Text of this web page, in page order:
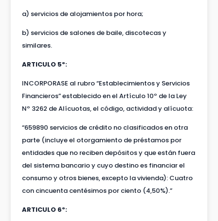
a) servicios de alojamientos por hora;
b) servicios de salones de baile, discotecas y
similares.
ARTICULO 5º:
INCORPORASE al rubro “Establecimientos y Servicios
Financieros” establecido en el Artículo 10º de la Ley
Nº 3262 de Alícuotas, el código, actividad y alícuota:
“659890 servicios de crédito no clasificados en otra
parte (incluye el otorgamiento de préstamos por
entidades que no reciben depósitos y que están fuera
del sistema bancario y cuyo destino es financiar el
consumo y otros bienes, excepto la vivienda): Cuatro
con cincuenta centésimos por ciento (4,50%).”
ARTICULO 6º: